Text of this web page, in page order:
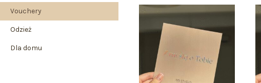
Vouchery
Odzież
Dla domu